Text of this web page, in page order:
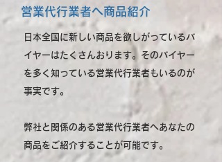
営業代行業者へ商品紹介
日本全国に新しい商品を欲しがっているバ
イヤーはたくさんおります。そのバイヤー
を多く知っている営業代行業者もいるのが
事実です。
弊社と関係のある営業代行業者へあなたの
商品をご紹介することが可能です。